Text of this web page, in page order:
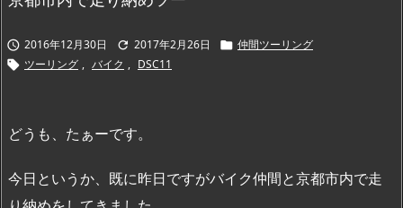
 2016年12月30日  2017年2月26日  仲間ツーリング
 ツーリング , バイク , DSC11
どうも、たぁーです。
今日というか、既に昨日ですがバイク仲間と京都市内で走